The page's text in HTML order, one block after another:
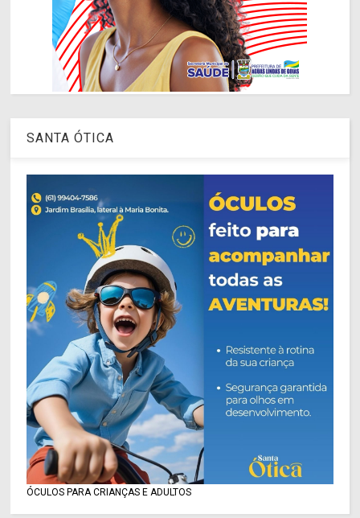
SANTA ÓTICA
ÓCULOS PARA CRIANÇAS E ADULTOS